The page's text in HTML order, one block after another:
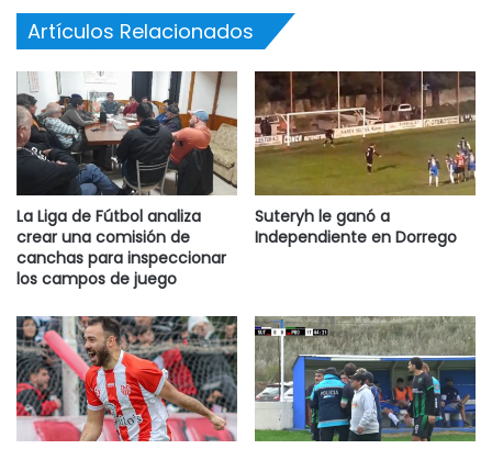
Artículos Relacionados
La Liga de Fútbol analiza
crear una comisión de
canchas para inspeccionar
los campos de juego
Suteryh le ganó a
Independiente en Dorrego